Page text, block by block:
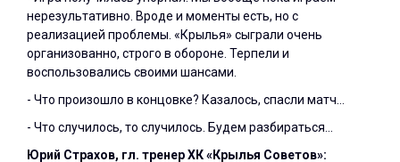
нерезультативно. Вроде и моменты есть, но с
реализацией проблемы. «Крылья» сыграли очень
организованно, строго в обороне. Терпели и
воспользовались своими шансами.
- Что произошло в концовке? Казалось, спасли матч…
- Что случилось, то случилось. Будем разбираться…
Юрий Страхов, гл. тренер ХК «Крылья Советов»: